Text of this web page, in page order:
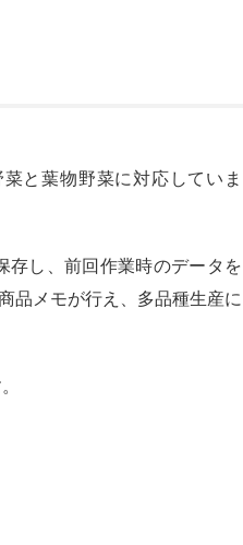
と葉物野菜に対応していま
存し、前回作業時のデータを
品メモが行え、多品種生産に